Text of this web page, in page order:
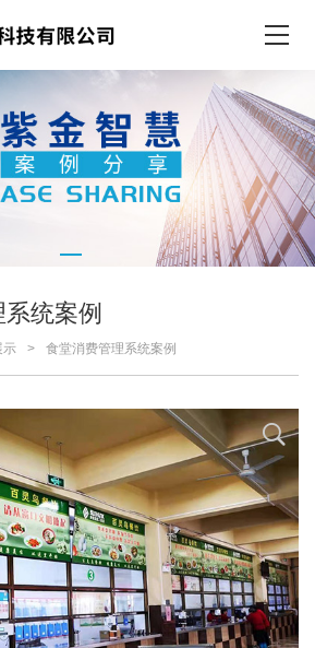
统案例
示 食堂消费管理系统案例